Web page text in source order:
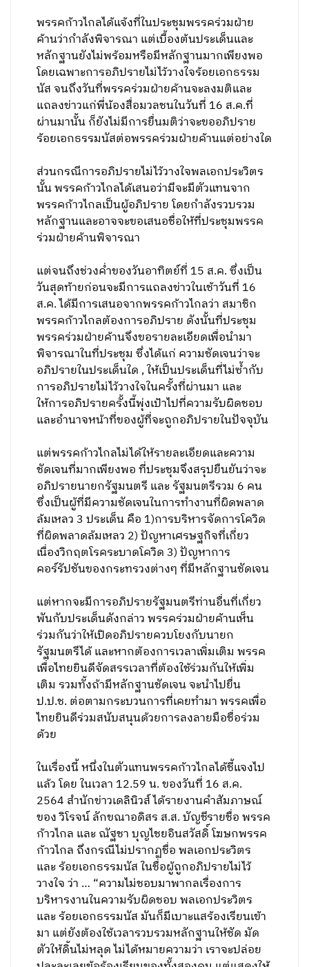
พรรคก้าวไกลได้แจ้งที่ในประชุมพรรคร่วมฝ่าย
ค้านว่ากำลังพิจารณา แต่เบื้องต้นประเด็นและ
หลักฐานยังไม่พร้อมหรือมีหลักฐานมากเพียงพอ
โดยเฉพาะการอภิปรายไม่ไว้วางใจร้อยเอกธรรม
นัส จนถึงวันที่พรรคร่วมฝ่ายค้านจะลงมติและ
แถลงข่าวแก่พี่น้องสื่อมวลชนในวันที่ 16 ส.ค.ที่
ผ่านมานั้น ก็ยังไม่มีการยื่นมติว่าจะขออภิปราย
ร้อยเอกธรรมนัสต่อพรรคร่วมฝ่ายค้านแต่อย่างใด
ส่วนกรณีการอภิปรายไม่ไว้วางใจพลเอกประวิตร
นั้น พรรคก้าวไกลได้เสนอว่ามีจะมีตัวแทนจาก
พรรคก้าวไกลเป็นผู้อภิปราย โดยกำลังรวบรวม
หลักฐานและอาจจะขอเสนอชื่อให้ที่ประชุมพรรค
ร่วมฝ่ายค้านพิจารณา
แต่จนถึงช่วงค่ำของวันอาทิตย์ที่ 15 ส.ค. ซึ่งเป็น
วันสุดท้ายก่อนจะมีการแถลงข่าวในเช้าวันที่ 16
ส.ค. ได้มีการเสนอจากพรรคก้าวไกลว่า สมาชิก
พรรคก้าวไกลต้องการอภิปราย ดังนั้นที่ประชุม
พรรคร่วมฝ่ายค้านจึงขอรายละเอียดเพื่อนำมา
พิจารณาในที่ประชุม ซึ่งได้แก่ ความชัดเจนว่าจะ
อภิปรายในประเด็นใด , ให้เป็นประเด็นที่ไม่ซ้ำกับ
การอภิปรายไม่ไว้วางใจในครั้งที่ผ่านมา และ
ให้การอภิปรายครั้งนี้พุ่งเป้าไปที่ความรับผิดชอบ
และอำนาจหน้าที่ของผู้ที่จะถูกอภิปรายในปัจจุบัน
แต่พรรคก้าวไกลไม่ได้ให้รายละเอียดและความ
ชัดเจนที่มากเพียงพอ ที่ประชุมจึงสรุปยืนยันว่าจะ
อภิปรายนายกรัฐมนตรี และ รัฐมนตรีรวม 6 คน
ซึ่งเป็นผู้ที่มีความชัดเจนในการทำงานที่ผิดพลาด
ล้มเหลว 3 ประเด็น คือ 1)การบริหารจัดการโควิด
ที่ผิดพลาดล้มเหลว 2) ปัญหาเศรษฐกิจที่เกี่ยว
เนื่องวิกฤตโรคระบาดโควิด 3) ปัญหาการ
คอร์รัปชันของกระทรวงต่างๆ ที่มีหลักฐานชัดเจน
แต่หากจะมีการอภิปรายรัฐมนตรีท่านอื่นที่เกี่ยว
พันกับประเด็นดังกล่าว พรรคร่วมฝ่ายค้านเห็น
ร่วมกันว่าให้เปิดอภิปรายควบโยงกับนายก
รัฐมนตรีได้ และหากต้องการเวลาเพิ่มเติม พรรค
เพื่อไทยยินดีจัดสรรเวลาที่ต้องใช้ร่วมกันให้เพิ่ม
เติม รวมทั้งถ้ามีหลักฐานชัดเจน จะนำไปยื่น
ป.ป.ช. ต่อตามกระบวนการที่เคยทำมา พรรคเพื่อ
ไทยยินดีร่วมสนับสนุนด้วยการลงลายมือชื่อร่วม
ด้วย
ในเรื่องนี้ หนึ่งในตัวแทนพรรคก้าวไกลได้ชี้แจงไป
แล้ว โดย ในเวลา 12.59 น. ของวันที่ 16 ส.ค.
2564 สำนักข่าวเดลินิวส์ ได้รายงานคำสัมภาษณ์
ของ วิโรจน์ ลักขณาอดิสร ส.ส. บัญชีรายชื่อ พรรค
ก้าวไกล และ ณัฐชา บุญไชยอินสวัสดิ์ โฆษกพรรค
ก้าวไกล ถึงกรณีไม่ปรากฏชื่อ พลเอกประวิตร
และ ร้อยเอกธรรมนัส ในชื่อผู้ถูกอภิปรายไม่ไว้
วางใจ ว่า … “ความไม่ชอบมาพากลเรื่องการ
บริหารงานในความรับผิดชอบ พลเอกประวิตร
และ ร้อยเอกธรรมนัส มันก็มีเบาะแสร้องเรียนเข้า
มา แต่ยังต้องใช้เวลารวบรวมหลักฐานให้ชัด มัด
ตัวให้ดิ้นไม่หลุด ไม่ได้หมายความว่า เราจะปล่อย